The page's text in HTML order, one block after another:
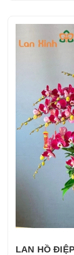
LAN HỒ